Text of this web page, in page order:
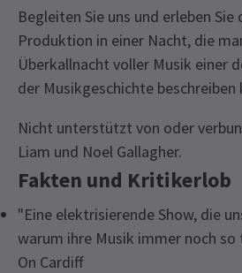
Begleiten Sie uns und erleben Sie
Produktion in einer Nacht, die
Überkallnacht voller Musik einer
der Musikgeschichte beschreiben
Nicht unterstützt von oder
Liam und Noel Gallagher.
Fakten und Kritikerlob
"Eine elektrisierende Show, die
warum ihre Musik immer noch
On Cardiff